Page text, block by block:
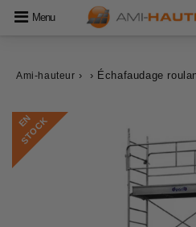
Menu
Ami-hauteur › › Échafaudage
E
N
S
T
O
C
K